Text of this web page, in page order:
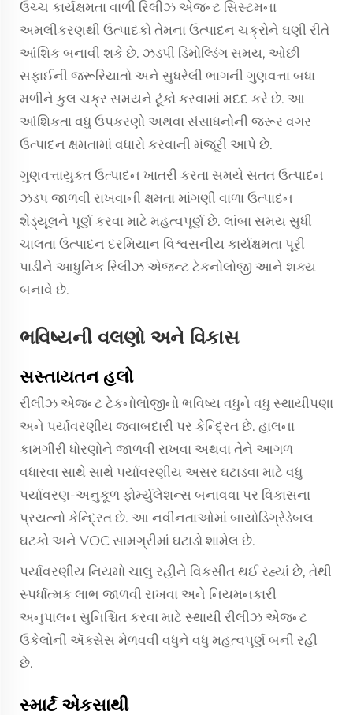
ઉચ્ચ કાર્યક્ષમતા વાળી રિલીઝ એજન્ટ સિસ્ટમના
અમલીકરણથી ઉત્પાદકો તેમના ઉત્પાદન ચક્રોને ઘણી રીતે
આંશિક બનાવી શકે છે. ઝડપી ડિમોલ્ડિંગ સમય, ઓછી
સફાઈની જરૂરિયાતો અને સુધરેલી ભાગની ગુણવત્તા બધા
મળીને કુલ ચક્ર સમયને ટૂંકો કરવામાં મદદ કરે છે. આ
આંશિકતા વધુ ઉપકરણો અથવા સંસાધનોની જરૂર વગર
ઉત્પાદન ક્ષમતામાં વધારો કરવાની મંજૂરી આપે છે.
ગુણવત્તાયુક્ત ઉત્પાદન ખાતરી કરતા સમયે સતત ઉત્પાદન
ઝડપ જાળવી રાખવાની ક્ષમતા માંગણી વાળા ઉત્પાદન
શેડ્યૂલને પૂર્ણ કરવા માટે મહત્વપૂર્ણ છે. લાંબા સમય સુધી
ચાલતા ઉત્પાદન દરમિયાન વિશ્વસનીય કાર્યક્ષમતા પૂરી
પાડીને આધુનિક રિલીઝ એજન્ટ ટેકનોલોજી આને શક્ય
બનાવે છે.
ભવિષ્યની વલણો અને વિકાસ
સસ્તાયતન હલો
રીલીઝ એજન્ટ ટેકનોલોજીનો ભવિષ્ય વધુને વધુ સ્થાયીપણા
અને પર્યાવરણીય જવાબદારી પર કેન્દ્રિત છે. હાલના
કામગીરી ધોરણોને જાળવી રાખવા અથવા તેને આગળ
વધારવા સાથે સાથે પર્યાવરણીય અસર ઘટાડવા માટે વધુ
પર્યાવરણ-અનુકૂળ ફોર્મ્યુલેશન્સ બનાવવા પર વિકાસના
પ્રયત્નો કેન્દ્રિત છે. આ નવીનતાઓમાં બાયોડિગ્રેડેબલ
ઘટકો અને VOC સામગ્રીમાં ઘટાડો શામેલ છે.
પર્યાવરણીય નિયમો ચાલુ રહીને વિકસીત થઈ રહ્યાં છે, તેથી
સ્પર્ધાત્મક લાભ જાળવી રાખવા અને નિયમનકારી
અનુપાલન સુનિશ્ચિત કરવા માટે સ્થાયી રીલીઝ એજન્ટ
ઉકેલોની ઍક્સેસ મેળવવી વધુને વધુ મહત્વપૂર્ણ બની રહી
છે.
સ્માર્ટ એકસાથી